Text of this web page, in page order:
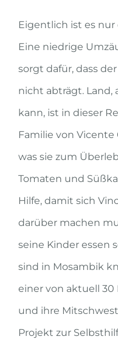
Eigentlich ist es
Eine niedrige
sorgt dafür, dass
nicht abträgt. Land,
kann, ist in dieser
Familie von Vicente
was sie zum
Tomaten und
Hilfe, damit sich
darüber machen
seine Kinder essen
sind in Mosambik
einer von aktuell 30
und ihre
Projekt zur